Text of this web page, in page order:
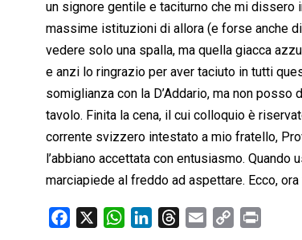
un signore gentile e taciturno che mi dissero
massime istituzioni di allora (e forse anche
vedere solo una spalla, ma quella giacca
e anzi lo ringrazio per aver taciuto in tutti
somiglianza con la D’Addario, ma non
tavolo. Finita la cena, il cui colloquio è
corrente svizzero intestato a mio fratello,
l’abbiano accettata con entusiasmo. Quando
marciapiede al freddo ad aspettare. Ecco,
W